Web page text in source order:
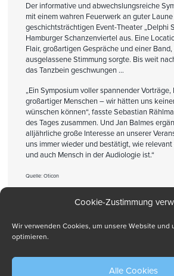
Cookie-Zustimmung
Wir verwenden Cookies, um unsere Website und
optimieren.
Alle Cookies
Der informative und abwechslungsreiche
mit einem wahren Feuerwerk an guter
geschichtsträchtigen Event-Theater „Delphi
Hamburger Schanzenviertel aus. Eine
Flair, großartigen Gespräche und einer
ausgelassene Stimmung sorgte. Bis weit
das Tanzbein geschwungen …
„Ein Symposium voller spannender Vorträge,
großartiger Menschen – wir hätten uns
wünschen können“, fasste Sebastian
des Tages zusammen. Und Jan Balmes
alljährliche große Interesse an unserer
uns immer wieder und bestätigt, wie
und auch Mensch in der Audiologie ist.“
Quelle: Oticon